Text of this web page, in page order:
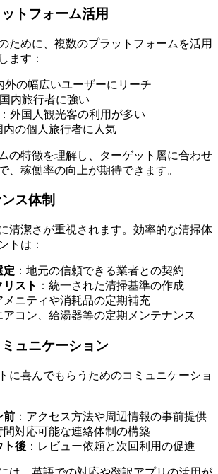
トフォーム活用
ために、複数のプラットフォームを活用
ます：
外の幅広いユーザーにリーチ
国内旅行者に強い
：外国人観光客の利用が多い
内の個人旅行者に人気
の特徴を理解し、ターゲット層に合わせ
、稼働率の向上が期待できます。
ス体制
清潔さが重視されます。効率的な清掃体
トは：
定 ：地元の信頼できる業者との契約
スト ：統一された清掃基準の作成
メニティや消耗品の定期補充
アコン、給湯器等の定期メンテナンス
ュニケーション
に喜んでもらうためのコミュニケーショ
前 ：アクセス方法や周辺情報の事前提供
間対応可能な連絡体制の構築
ト後 ：レビュー依頼と次回利用の促進